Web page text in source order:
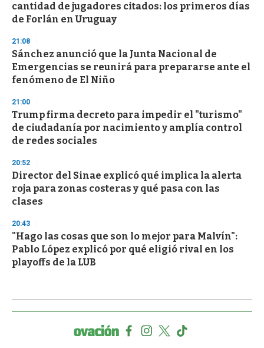
cantidad de jugadores citados: los primeros días
de Forlán en Uruguay
21:08
Sánchez anunció que la Junta Nacional de
Emergencias se reunirá para prepararse ante el
fenómeno de El Niño
21:00
Trump firma decreto para impedir el "turismo"
de ciudadanía por nacimiento y amplía control
de redes sociales
20:52
Director del Sinae explicó qué implica la alerta
roja para zonas costeras y qué pasa con las
clases
20:43
"Hago las cosas que son lo mejor para Malvín":
Pablo López explicó por qué eligió rival en los
playoffs de la LUB